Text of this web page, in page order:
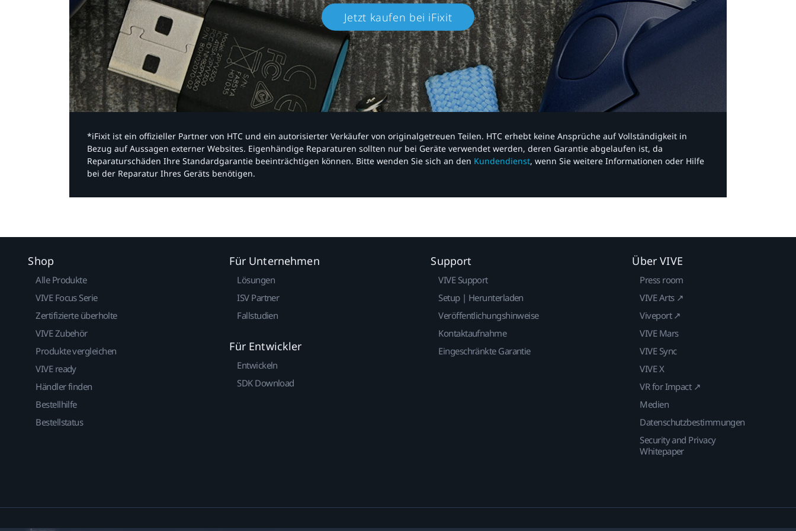
Jetzt kaufen bei iFixit​
*iFixit ist ein offizieller Partner von HTC und ein autorisierter Verkäufer von originalgetreuen Teilen. HTC erhebt keine Ansprüche auf Vollständigkeit in
Bezug auf Aussagen externer Websites. Eigenhändige Reparaturen sollten nur bei Geräte verwendet werden, deren Garantie abgelaufen ist, da
Reparaturschäden Ihre Standardgarantie beeinträchtigen können. Bitte wenden Sie sich an den Kundendienst, wenn Sie weitere Informationen oder Hilfe
bei der Reparatur Ihres Geräts benötigen.​
Shop
Alle Produkte
VIVE Focus Serie
Zertifizierte überholte
VIVE Zubehör
Produkte vergleichen
VIVE ready
Händler finden
Bestellhilfe
Bestellstatus
Für Unternehmen
Lösungen
ISV Partner
Fallstudien
Für Entwickler
Entwickeln
SDK Download
Support
VIVE Support
Setup | Herunterladen
Veröffentlichungshinweise
Kontaktaufnahme
Eingeschränkte Garantie
Über VIVE
Press room
VIVE Arts ↗
Viveport ↗
VIVE Mars
VIVE Sync
VIVE X
VR for Impact ↗
Medien
Datenschutzbestimmungen
Security and Privacy
Whitepaper